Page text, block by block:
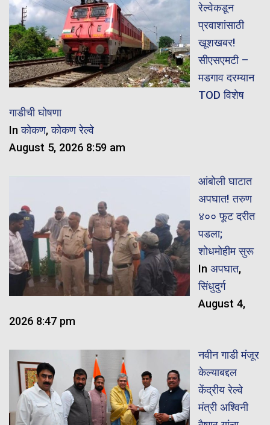
रेल्वेकडून
प्रवाशांसाठी
खूशखबर!
सीएसएमटी –
मडगाव दरम्यान
TOD विशेष
गाडीची घोषणा
Inकोकण,कोकण रेल्वे
August 5, 2026 8:59 am
आंबोली घाटात
अपघात! तरुण
४०० फूट दरीत
पडला;
शोधमोहीम सुरू
In अपघात,
सिंधुदुर्ग
August 4,
2026 8:47 pm
नवीन गाडी मंजूर
केल्याबद्दल
केंद्रीय रेल्वे
मंत्री अश्विनी